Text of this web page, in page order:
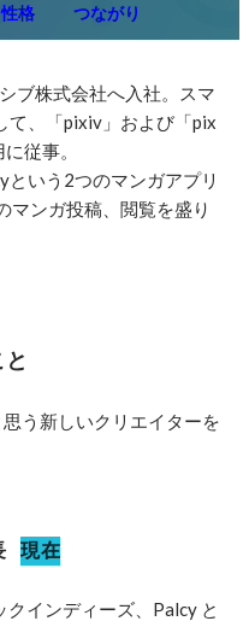
性格 つながり
ブ株式会社へ入社。スマ
て、「pixiv」および「pix
従事。
いう2つのマンガアプリ
マンガ投稿、閲覧を盛り
う新しいクリエイターを
現在
インディーズ、Palcy と